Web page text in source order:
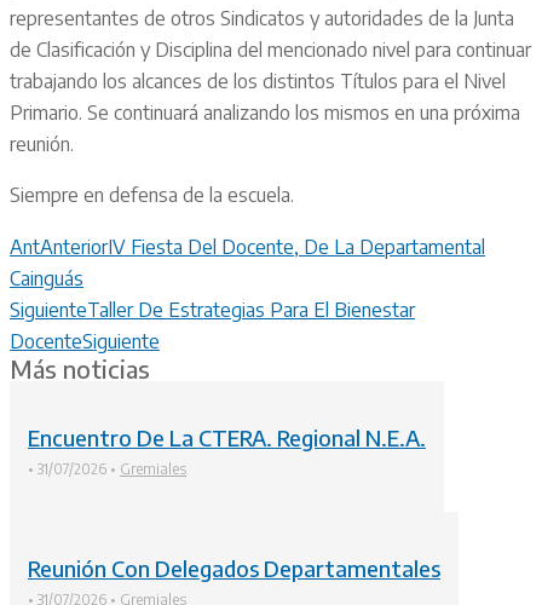
representantes de otros Sindicatos y autoridades de la Junta
de Clasificación y Disciplina del mencionado nivel para continuar
trabajando los alcances de los distintos Títulos para el Nivel
Primario. Se continuará analizando los mismos en una próxima
reunión.
Siempre en defensa de la escuela.
AntAnteriorIV Fiesta Del Docente, De La Departamental
Cainguás
SiguienteTaller De Estrategias Para El Bienestar
DocenteSiguiente
Más noticias
Encuentro De La CTERA. Regional N.E.A.
• 31/07/2026 • Gremiales
Reunión Con Delegados Departamentales
• 31/07/2026 • Gremiales